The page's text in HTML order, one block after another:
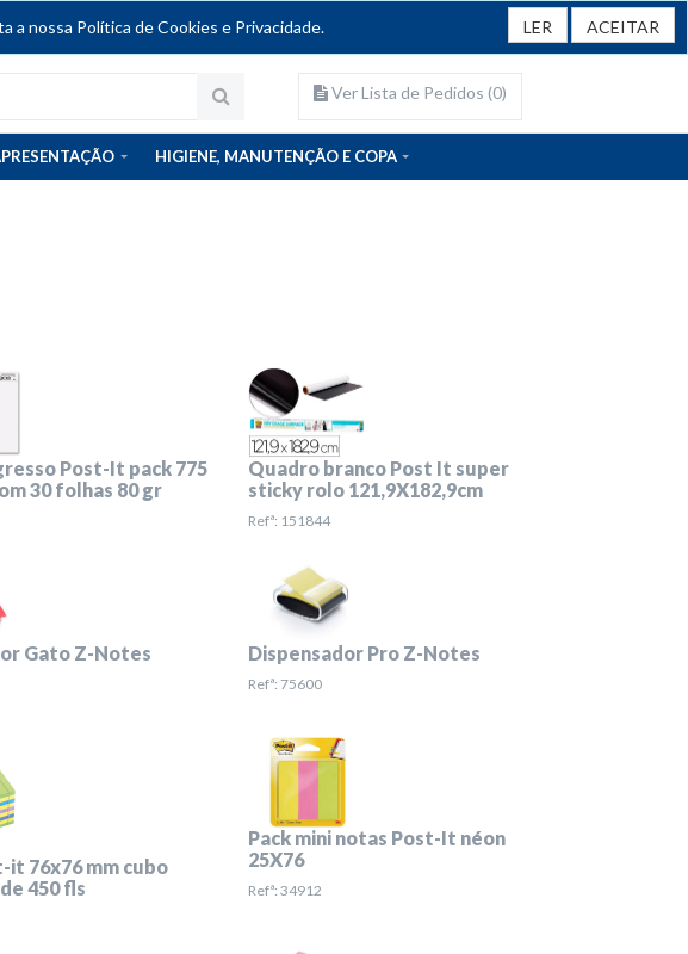
a nossa Política de Cookies e Privacidade. LER ACEITAR
Ver Lista de Pedidos (0)
HIGIENE, MANUTENÇÃO E COPA
Post-It pack 775
30 folhas 80 gr
Quadro branco Post It super
sticky rolo 121,9X182,9cm
Refª: 151844
Gato Z-Notes Dispensador Pro Z-Notes
Refª: 75600
it 76x76 mm cubo
450 fls
Pack mini notas Post-It néon
25X76
Refª: 34912